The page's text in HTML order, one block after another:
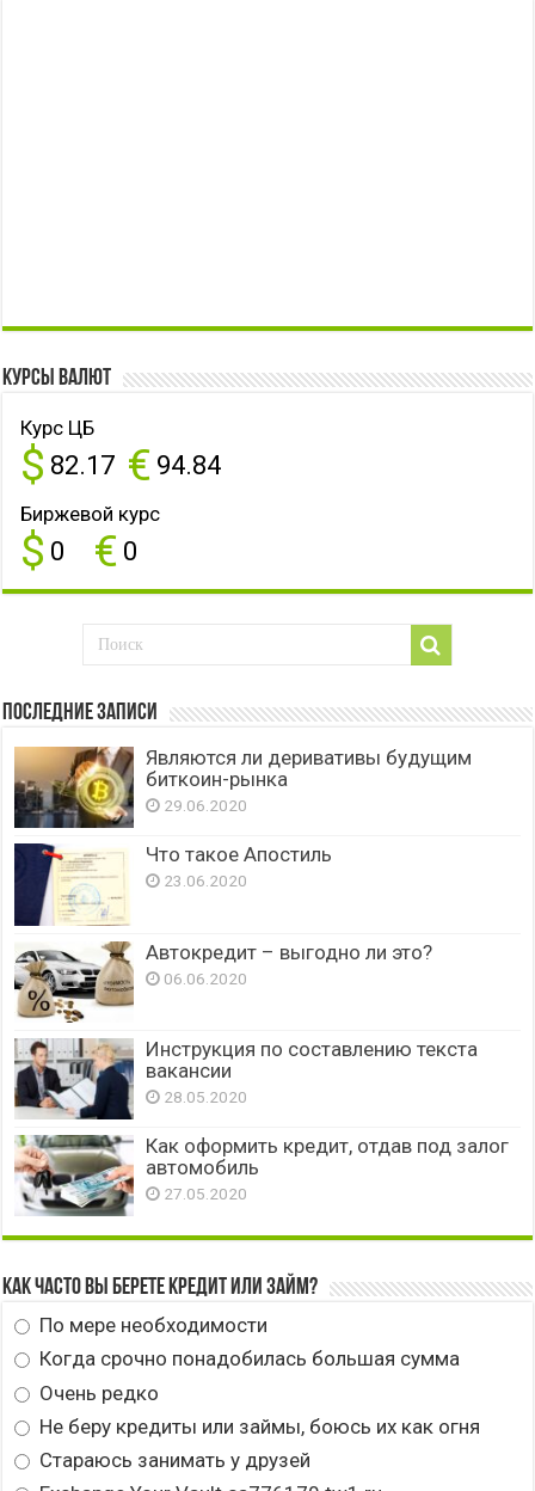
Курсы валют
Курс ЦБ
$ 82.17 € 94.84
Биржевой курс
$ 0 € 0
Последние записи
Являются ли деривативы будущим
биткоин-рынка
29.06.2020
Что такое Апостиль
23.06.2020
Автокредит – выгодно ли это?
06.06.2020
Инструкция по составлению текста
вакансии
28.05.2020
Как оформить кредит, отдав под залог
автомобиль
27.05.2020
Как часто вы берете кредит или займ?
По мере необходимости
Когда срочно понадобилась большая сумма
Очень редко
Не беру кредиты или займы, боюсь их как огня
Стараюсь занимать у друзей